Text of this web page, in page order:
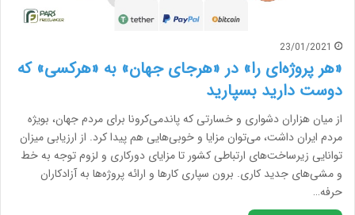
23/01/2021
«هر پروژه‌ای را» در «هرجای جهان» به «هرکسی» که
دوست دارید بسپارید
از میان هزاران دشواری و خسارتی که پاندمی‌کرونا برای مردم جهان، بویژه
مردم ایران داشت، می‌توان مزایا و خوبی‌هایی هم پیدا کرد. از ارزیابی میزان
توانایی زیرساخت‌های ارتباطی کشور تا مزایای دورکاری و لزوم توجه به خط
و مشی‌های جدید کاری. برون سپاری کارها و ارائه پروژه‌ها به آزادکاران
حرفه…